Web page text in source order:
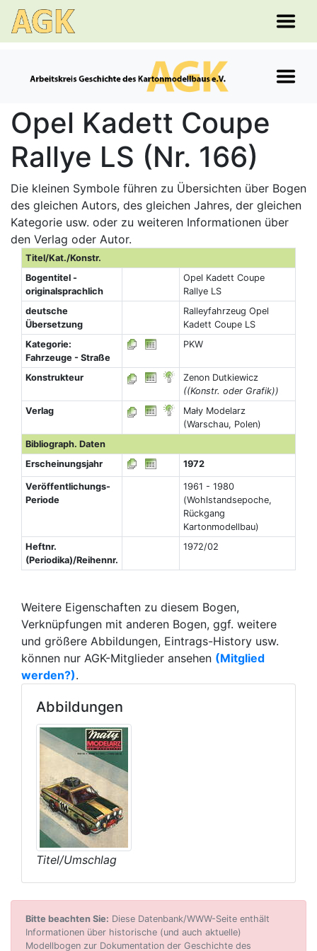
Opel Kadett Coupe
Rallye LS (Nr. 166)
Die kleinen Symbole führen zu Übersichten über Bogen
des gleichen Autors, des gleichen Jahres, der gleichen
Kategorie usw. oder zu weiteren Informationen über
den Verlag oder Autor.
Titel/Kat./Konstr.
Bogentitel -
originalsprachlich
Opel Kadett Coupe
Rallye LS
deutsche
Übersetzung
Ralleyfahrzeug Opel
Kadett Coupe LS
Kategorie:
Fahrzeuge - Straße
PKW
Konstrukteur
Zenon Dutkiewicz
((Konstr. oder Grafik))
Verlag
Mały Modelarz
(Warschau, Polen)
Bibliograph. Daten
Erscheinungsjahr
1972
Veröffentlichungs-
Periode
1961 - 1980
(Wohlstandsepoche,
Rückgang
Kartonmodellbau)
Heftnr.
(Periodika)/Reihennr.
1972/02
Weitere Eigenschaften zu diesem Bogen,
Verknüpfungen mit anderen Bogen, ggf. weitere
und größere Abbildungen, Eintrags-History usw.
können nur AGK-Mitglieder ansehen (Mitglied
werden?).
Abbildungen
Titel/Umschlag
Bitte beachten Sie: Diese Datenbank/WWW-Seite enthält
Informationen über historische (und auch aktuelle)
Modellbogen zur Dokumentation der Geschichte des